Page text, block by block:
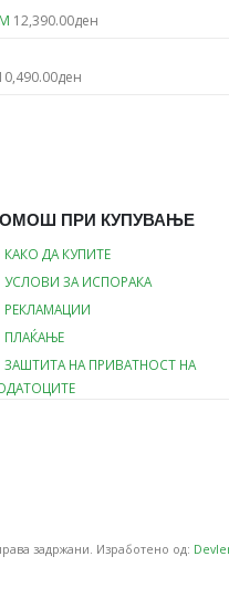
12,390.00ден
ден
ПРИ КУПУВАЊЕ
КАКО ДА КУПИТЕ
УСЛОВИ ЗА ИСПОРАКА
РЕКЛАМАЦИИ
ПЛАЌАЊЕ
ЗАШТИТА НА ПРИВАТНОСТ НА
задржани. Изработено од: